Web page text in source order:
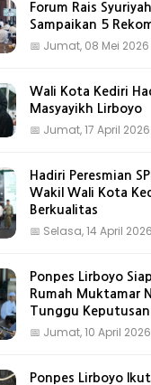
Forum Rais
Sampaikan 5
📅 Jumat, 08 Mei
Wali Kota Kediri
Masyayikh Lirboyo
📅 Jumat, 17 April
Hadiri Peresmian
Wakil Wali Kota
Berkualitas
📅 Selasa, 14 April
Ponpes Lirboyo
Rumah Muktamar
Tunggu Keputusan
📅 Jumat, 10 April
Ponpes Lirboyo